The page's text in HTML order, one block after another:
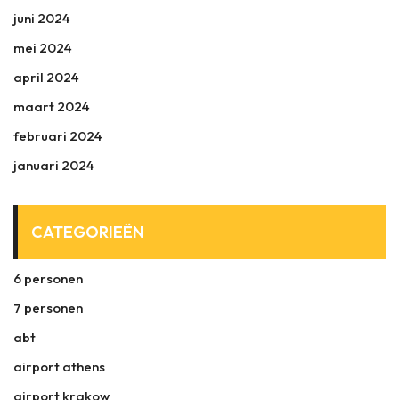
juni 2024
mei 2024
april 2024
maart 2024
februari 2024
januari 2024
CATEGORIEËN
6 personen
7 personen
abt
airport athens
airport krakow